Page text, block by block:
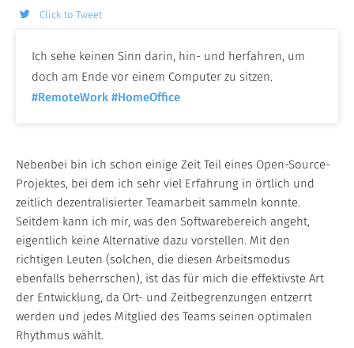
Ich sehe keinen Sinn darin, hin- und herfahren, um
doch am Ende vor einem Computer zu sitzen.
#RemoteWork #HomeOffice
Click to Tweet
Nebenbei bin ich schon einige Zeit Teil eines Open-Source-
Projektes, bei dem ich sehr viel Erfahrung in örtlich und
zeitlich dezentralisierter Teamarbeit sammeln konnte.
Seitdem kann ich mir, was den Softwarebereich angeht,
eigentlich keine Alternative dazu vorstellen. Mit den
richtigen Leuten (solchen, die diesen Arbeitsmodus
ebenfalls beherrschen), ist das für mich die effektivste Art
der Entwicklung, da Ort- und Zeitbegrenzungen entzerrt
werden und jedes Mitglied des Teams seinen optimalen
Rhythmus wählt.